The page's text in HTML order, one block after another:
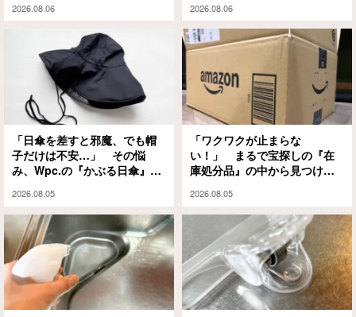
2026.08.06
と…
2026.08.06
「日傘を差すと邪魔、でも帽
子だけは不安…」 その悩
み、Wpc.の『かぶる日傘』が
2026.08.05
「ワクワクが止まらな
い！」 まるで宝探しの『在
庫処分品』の中から見つけた
2026.08.05